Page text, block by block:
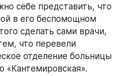
себе представить, что
в его беспомощном
сделать сами врачи,
что перевели
отделение больницы
«Кантемировская».